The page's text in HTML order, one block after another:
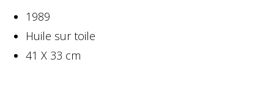
1989
Huile sur toile
41 X 33 cm